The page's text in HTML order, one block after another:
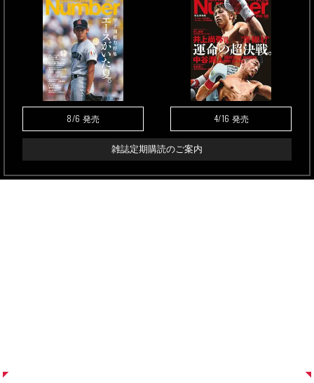
8/6 発売 4/16 発売
雑誌定期購読のご案内